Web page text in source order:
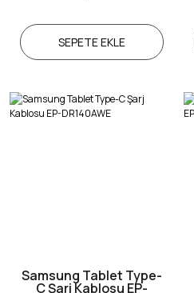
SEPETE EKLE
Samsung Tablet Type-
C Şarj Kablosu EP-